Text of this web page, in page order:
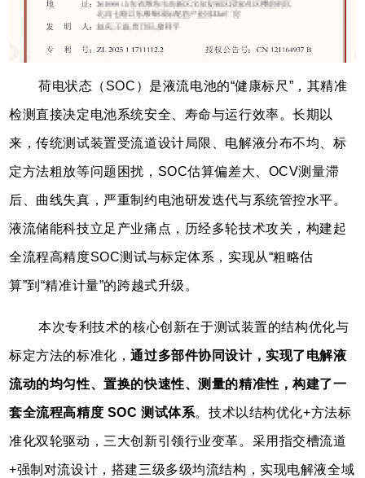
荷电状态（SOC）是液流电池的“健康标尺”，其精准
检测直接决定电池系统安全、寿命与运行效率。长期以
来，传统测试装置受流道设计局限、电解液分布不均、标
定方法粗放等问题困扰，SOC估算偏差大、OCV测量滞
后、曲线失真，严重制约电池研发迭代与系统管控水平。
液流储能科技立足产业痛点，历经多轮技术攻关，构建起
全流程高精度SOC测试与标定体系，实现从“粗略估
算”到“精准计量”的跨越式升级。
本次专利技术的核心创新在于测试装置的结构优化与
标定方法的标准化，通过多部件协同设计，实现了电解液
流动的均匀性、置换的快速性、测量的精准性，构建了一
套全流程高精度 SOC 测试体系。技术以结构优化+方法标
准化双轮驱动，三大创新引领行业变革。采用指交槽流道
+强制对流设计，搭建三级多级均流结构，实现电解液全域